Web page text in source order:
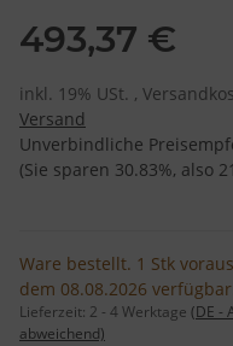
493,37 €
inkl. 19% USt. ,
Versand
Unverbindliche
(Sie sparen 30.83%, also
Ware bestellt. 1 Stk
dem 08.08.2026
Lieferzeit: 2 - 4 Werktage (DE -
abweichend)